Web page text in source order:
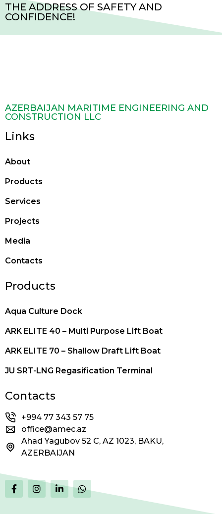
THE ADDRESS OF SAFETY AND
CONFIDENCE!
AZERBAIJAN MARITIME ENGINEERING AND
CONSTRUCTION LLC
Links
About
Products
Services
Projects
Media
Contacts
Products
Aqua Culture Dock
ARK ELITE 40 – Multi Purpose Lift Boat
ARK ELITE 70 – Shallow Draft Lift Boat
JU SRT-LNG Regasification Terminal
Contacts
+994 77 343 57 75
office@amec.az
Ahad Yagubov 52 C, AZ 1023, BAKU,
AZERBAIJAN